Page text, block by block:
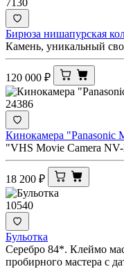
7130
Бирюза нишапурская
Камень, уникальный
120 000 ₽
24386
Кинокамера "Panasonic
"VHS Movie Camera
18 200 ₽
10540
Бульотка
Серебро 84*. Клеймо
пробирного мастера с